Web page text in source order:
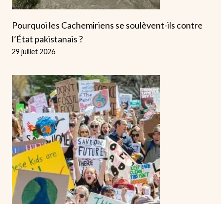
Pourquoi les Cachemiriens se soulèvent-ils contre
l’État pakistanais ?
29 juillet 2026